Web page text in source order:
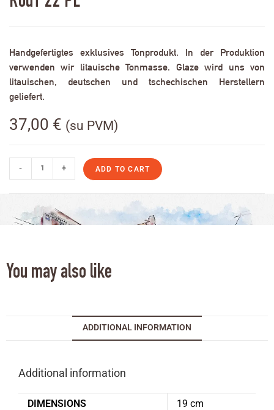
Handgefertigtes exklusives Tonprodukt. In der Produktion
verwenden wir litauische Tonmasse. Glaze wird uns von
litauischen, deutschen und tschechischen Herstellern
geliefert.
37,00 € (su PVM)
- + ADD TO CART
You may also like
ADDITIONAL INFORMATION
Additional information
DIMENSIONS 19 cm